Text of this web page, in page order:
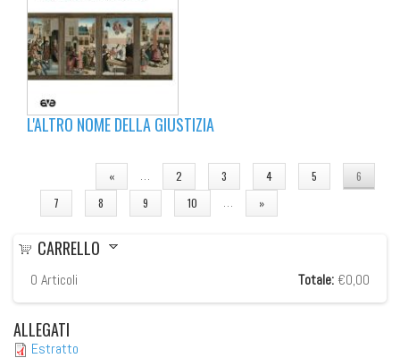
L'ALTRO NOME DELLA GIUSTIZIA
« … 2 3 4 5
6
7
8 9 10 … »
CARRELLO
0 Articoli Totale: €0,00
ALLEGATI
Estratto